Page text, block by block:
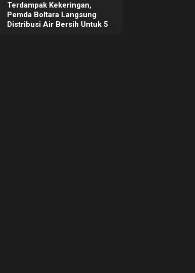
Terdampak Kekeringan,
Pemda Boltara Langsung
Distribusi Air Bersih Untuk 50